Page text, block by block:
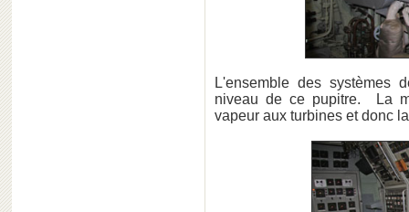
L'ensemble des systèmes
niveau de ce pupitre. La
vapeur aux turbines et donc